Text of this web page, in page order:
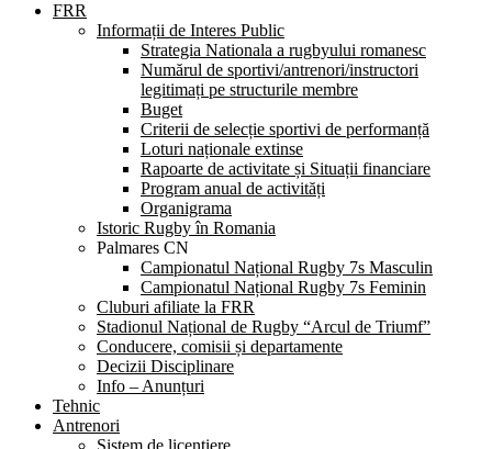
FRR
Informații de Interes Public
Strategia Nationala a rugbyului romanesc
Numărul de sportivi/antrenori/instructori
legitimați pe structurile membre
Buget
Criterii de selecție sportivi de performanță
Loturi naționale extinse
Rapoarte de activitate și Situații financiare
Program anual de activități
Organigrama
Istoric Rugby în Romania
Palmares CN
Campionatul Național Rugby 7s Masculin
Campionatul Național Rugby 7s Feminin
Cluburi afiliate la FRR
Stadionul Național de Rugby “Arcul de Triumf”
Conducere, comisii și departamente
Decizii Disciplinare
Info – Anunțuri
Tehnic
Antrenori
Sistem de licențiere